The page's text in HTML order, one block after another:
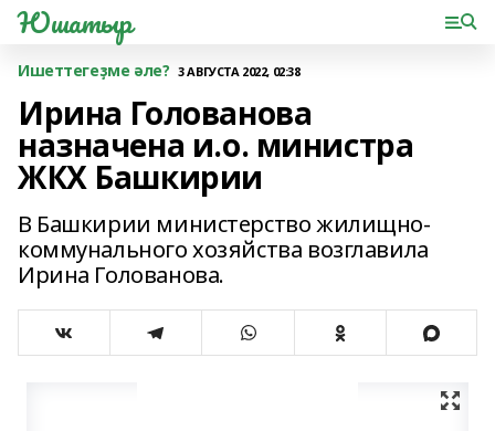
Юшатыр
Ишеттегеҙме әле? 3 АВГУСТА 2022, 02:38
Ирина Голованова
назначена и.о. министра
ЖКХ Башкирии
В Башкирии министерство жилищно-
коммунального хозяйства возглавила
Ирина Голованова.